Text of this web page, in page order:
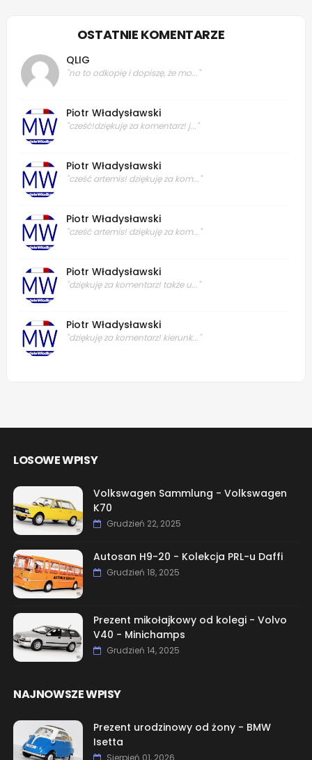
OSTATNIE KOMENTARZE
QLIG
"no to odkopię i dopiszę, że mo..."
Piotr Władysławski
"cześć!dziękuję za komentarz! j..."
Piotr Władysławski
"cześć artemis! dziękuję za kom..."
Piotr Władysławski
"cześć artemis! dziękuję za kom..."
Piotr Władysławski
"dziękuję za komentarz! także u..."
Piotr Władysławski
"dziękuję za komentarz! kierunk..."
LOSOWE WPISY
Volkswagen Sammlung - Volkswagen
K70
Grudzień 22, 2025
Autosan H9-20 - Kolekcja PRL-u Daffi
Grudzień 18, 2025
Prezent mikołajkowy od kolegi - Volvo
V40 - Minichamps
Grudzień 14, 2025
NAJNOWSZE WPISY
Prezent urodzinowy od żony - BMW
Isetta
Sierpień 01, 2026